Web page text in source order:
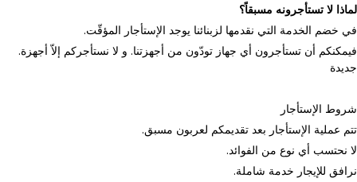
لماذا لا تستأجرونه مسبقاً؟
.في خضم الخدمة التي نقدمها لزبنائنا يوجد الإستأجار المؤقّت
.فيمكنكم أن تستأجرون أي جهاز تودّون من أجهزتنا. و لا نستأجركم إلاّ أجهزة
جديدة
شروط الإستأجار
.تتم عملية الإستأجار بعد تقديمكم لعربون مسبق
.لا نحتسب أي نوع من الفوائد
.نرافق للإيجار خدمة شاملة